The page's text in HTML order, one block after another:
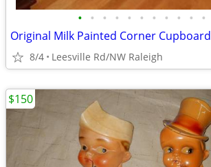
• • • • • • • • • • •
Original Milk Painted Corner Cupboard
8/4 Leesville Rd/NW Raleigh
$150